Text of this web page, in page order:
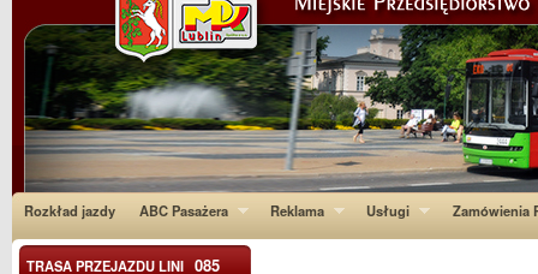
Rozkład jazdy ABC Pasażera Reklama Usługi Zamówienia
TRASA PRZEJAZDU LINI 085